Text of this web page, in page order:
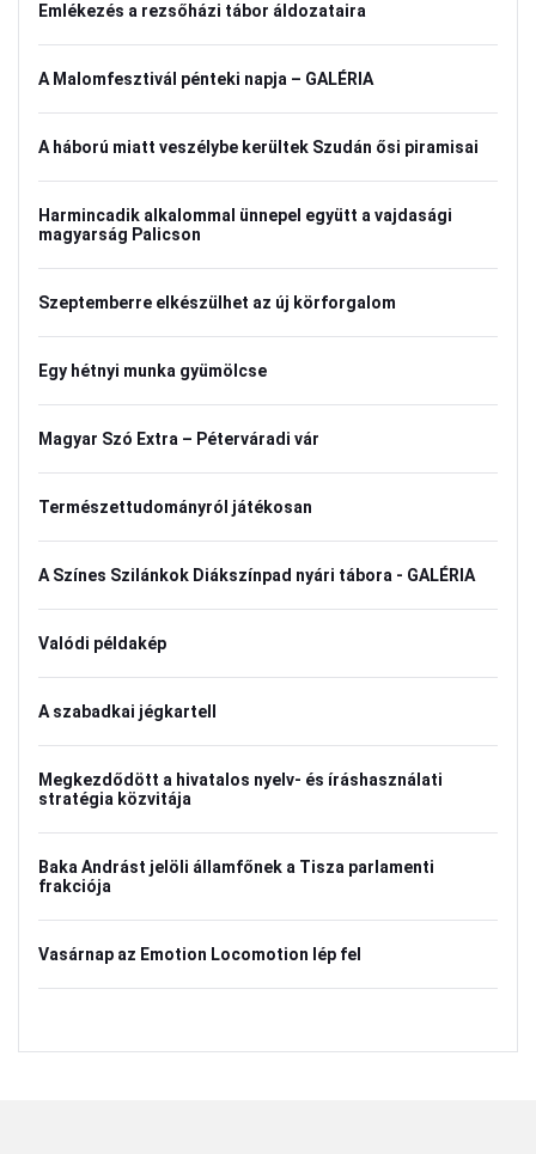
Emlékezés a rezsőházi tábor áldozataira
A Malomfesztivál pénteki napja – GALÉRIA
A háború miatt veszélybe kerültek Szudán ősi piramisai
Harmincadik alkalommal ünnepel együtt a vajdasági
magyarság Palicson
Szeptemberre elkészülhet az új körforgalom
Egy hétnyi munka gyümölcse
Magyar Szó Extra – Péterváradi vár
Természettudományról játékosan
A Színes Szilánkok Diákszínpad nyári tábora - GALÉRIA
Valódi példakép
A szabadkai jégkartell
Megkezdődött a hivatalos nyelv- és íráshasználati
stratégia közvitája
Baka Andrást jelöli államfőnek a Tisza parlamenti
frakciója
Vasárnap az Emotion Locomotion lép fel